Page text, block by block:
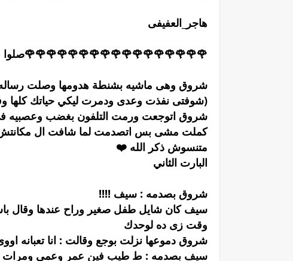
هاجر_العفيفى
شروق وهى ماشيه بشنطة هدومها وصلت
(شوفتى نفذت وعدى ودمرت ليكي حياتك كلها
شروق اتوجعت ورمت التلفون بغضب وعصبيه
كملت مشى بس اتصدمت لما شافت ال مكانتش
متنسوش ذكر الله ❤️
البارت الثاني
شروق بصدمه : سيف !!!!
سيف كان شايل طفل صغير وراح عندها وقال
وقت زى ده لوحدك
شروق دموعها نزلت بوجع وقالت : انا تعبانه
سيف بصدمه : ط طيب فين عمر وعمى